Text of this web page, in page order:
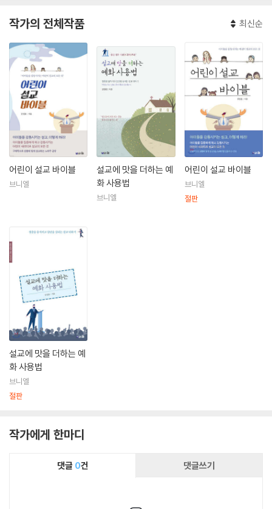
(김서택 담임목사)에서 8년간 어린이, 청소년 사역 및 교목으로 섬기며 설
교자의 꿈을 꾸었고, 이후 대구동신교회(권성수 담임목사)에서 5년간 교
구 및 훈련사역으로 섬기며 설교자로 다듬어지는 시간이었다. 2015년 12
월부터 현재까지 수영로교회(이규현 담임목사)에서 교구목사로 섬기면서
다양한 설교의 현장과 청중을 경험하며 목회자 훈련을 받고 있다. ‘교회의
건강과 성장은 설교와 설교자에 달려 있다’는 믿음을 가지고 열정과 겸손
으로 사역하고 있다.
작가의 전체작품 최신순
어린이 설교 바이블
브니엘
설교에 맛을 더하는 예
화 사용법
브니엘
어린이 설교 바이블
브니엘
절판
설교에 맛을 더하는 예
화 사용법
브니엘
절판
작가에게 한마디
댓글 0건 댓글쓰기